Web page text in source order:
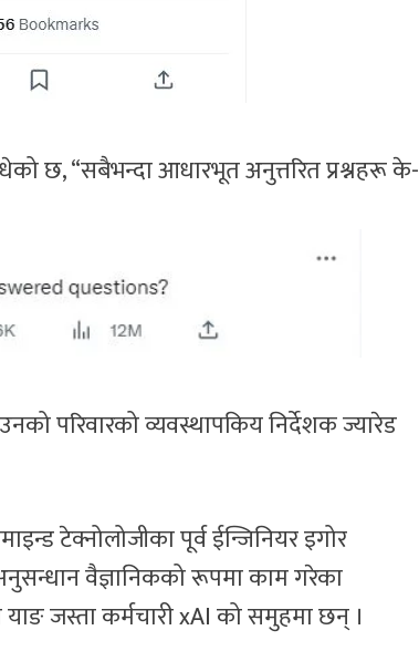
छ, “सबैभन्दा आधारभूत अनुत्तरित प्रश्नहरू के-
परिवारको व्यवस्थापकिय निर्देशक ज्यारेड
टेक्नोलोजीका पूर्व ईन्जिनियर इगोर
वैज्ञानिकको रूपमा काम गरेका
याङ जस्ता कर्मचारी xAI को समुहमा छन् ।